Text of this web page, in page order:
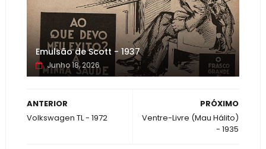
Emulsão de Scott - 1937
Junho 18, 2026
PRÓXIMO
Ventre-Livre (Mau Hálito)
- 1935
ANTERIOR
Volkswagen TL - 1972